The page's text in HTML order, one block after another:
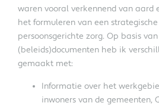
waren vooral verkennend van aard
het formuleren van een
persoonsgerichte zorg. Op basis
(beleids)documenten heb ik
gemaakt met:
Informatie over het
inwoners van de gemeenten,